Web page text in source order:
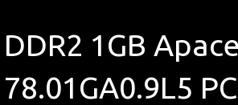
DDR2 1GB
78.01GA0.9L5